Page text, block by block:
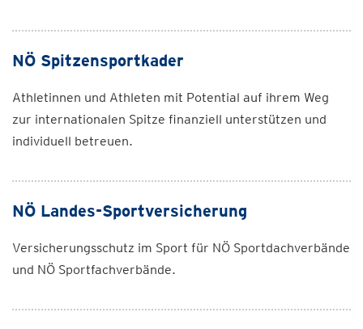
NÖ Spitzensportkader
Athletinnen und Athleten mit Potential auf ihrem Weg
zur internationalen Spitze finanziell unterstützen und
individuell betreuen.
NÖ Landes-Sportversicherung
Versicherungsschutz im Sport für NÖ Sportdachverbände
und NÖ Sportfachverbände.